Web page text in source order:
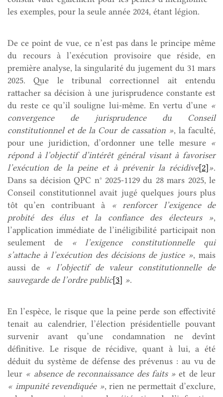
les exemples, pour la seule année 2024, étant légion.
De ce point de vue, ce n’est pas dans le principe même
du recours à l’exécution provisoire que réside, en
première analyse, la singularité du jugement du 31 mars
2025. Que le tribunal correctionnel ait entendu
rattacher sa décision à une jurisprudence constante est
du reste ce qu’il souligne lui-même. En vertu d’une «
convergence de jurisprudence du Conseil
constitutionnel et de la Cour de cassation », la faculté,
pour une juridiction, d’ordonner une telle mesure «
répond à l’objectif d’intérêt général visant à favoriser
l’exécution de la peine et à prévenir la récidive[2]».
Dans sa décision QPC n° 2025-1129 du 28 mars 2025, le
Conseil constitutionnel avait jugé quelques jours plus
tôt qu’en contribuant à
« renforcer l’exigence de
probité des élus et la confiance des électeurs »,
l’application immédiate de l’inéligibilité participait non
seulement de
« l’exigence constitutionnelle qui
s’attache à l’exécution des décisions de justice », mais
aussi de
« l’objectif de valeur constitutionnelle de
sauvegarde de l’ordre public[3] ».
En l’espèce, le risque que la peine perde son effectivité
tenait au calendrier, l’élection présidentielle pouvant
survenir avant qu’une condamnation ne devînt
définitive. Le risque de récidive, quant à lui, a été
déduit du système de défense des prévenus : au vu de
leur « absence de reconnaissance des faits » et de leur
« impunité revendiquée », rien ne permettait d’exclure,